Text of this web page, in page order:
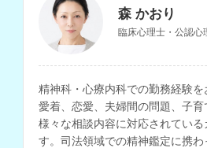
森 かおり
臨床心理士・公認心
精神科・心療内科での勤務経験を
愛着、恋愛、夫婦間の問題、子育
様々な相談内容に対応されてい
す。司法領域での精神鑑定に携わ